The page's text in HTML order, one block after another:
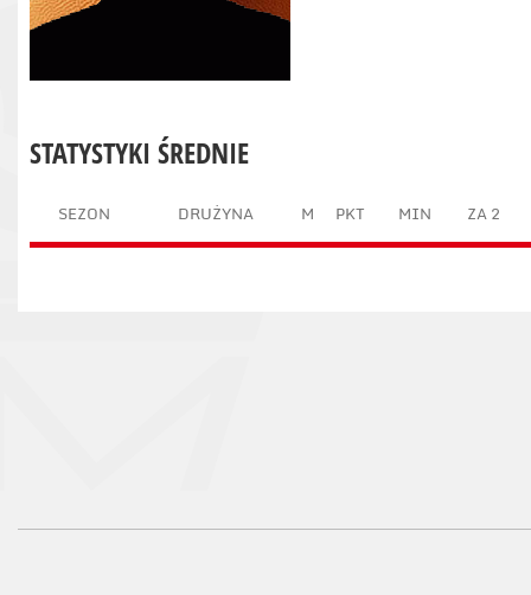
STATYSTYKI ŚREDNIE
SEZON DRUŻYNA M PKT MIN ZA 2